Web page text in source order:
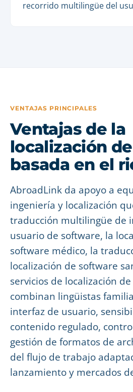
recorrido multilingüe del
VENTAJAS PRINCIPALES
Ventajas de la
localización
basada en el
AbroadLink da apoyo a
ingeniería y localización
traducción multilingüe de
usuario de software, la
software médico, la
localización de software
servicios de localización
combinan lingüistas
interfaz de usuario,
contenido regulado,
gestión de formatos de
del flujo de trabajo
lanzamiento y mercados